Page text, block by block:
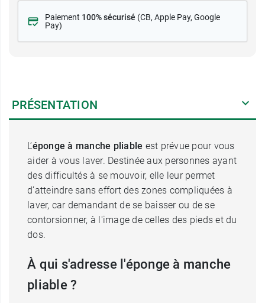
Paiement 100% sécurisé (CB, Apple Pay, Google
Pay)
PRÉSENTATION
L’éponge à manche pliable est prévue pour vous
aider à vous laver. Destinée aux personnes ayant
des difficultés à se mouvoir, elle leur permet
d’atteindre sans effort des zones compliquées à
laver, car demandant de se baisser ou de se
contorsionner, à l'image de celles des pieds et du
dos.
À qui s'adresse l'éponge à manche
pliable ?